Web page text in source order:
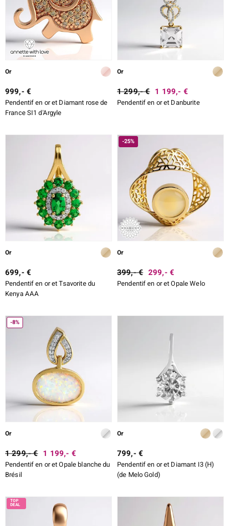
Or
999,- €
Pendentif en or et Diamant rose de
France SI1 d'Argyle
Or
1 299,- € 1 199,- €
Pendentif en or et Danburite
Or
699,- €
Pendentif en or et Tsavorite du
Kenya AAA
-25%
Or
399,- € 299,- €
Pendentif en or et Opale Welo
-8%
Or
1 299,- € 1 199,- €
Pendentif en or et Opale blanche du
Brésil
Or
799,- €
Pendentif en or et Diamant I3 (H)
(de Melo Gold)